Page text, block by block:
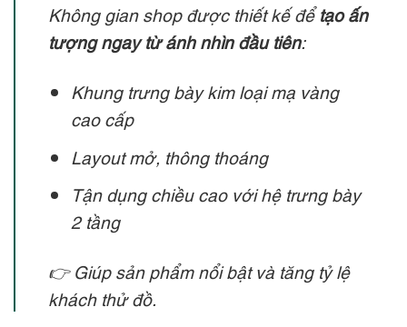
Không gian shop được thiết kế đểtạo ấn
tượng ngay từ ánh nhìn đầu tiên:
Khung trưng bày kim loại mạ vàng
cao cấp
Layout mở, thông thoáng
Tận dụng chiều cao với hệ trưng bày
2 tầng
👉 Giúp sản phẩm nổi bật và tăng tỷ lệ
khách thử đồ.